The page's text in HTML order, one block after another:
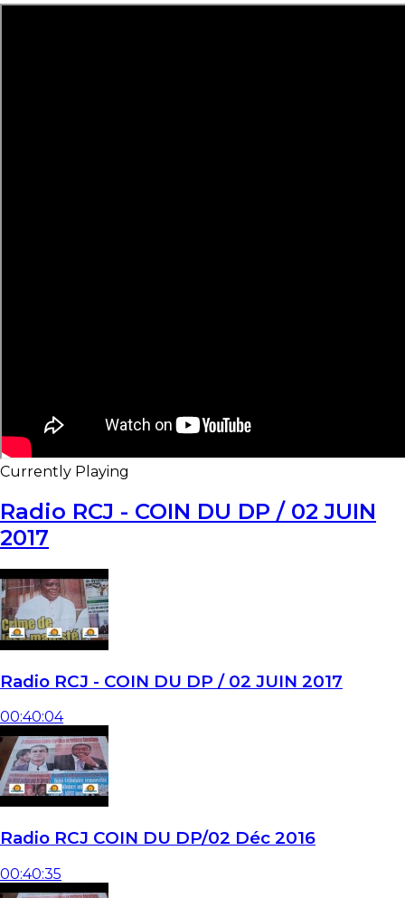
Currently Playing
Radio RCJ - COIN DU DP / 02 JUIN
2017
Radio RCJ - COIN DU DP / 02 JUIN 2017
00:40:04
Radio RCJ COIN DU DP/02 Déc 2016
00:40:35